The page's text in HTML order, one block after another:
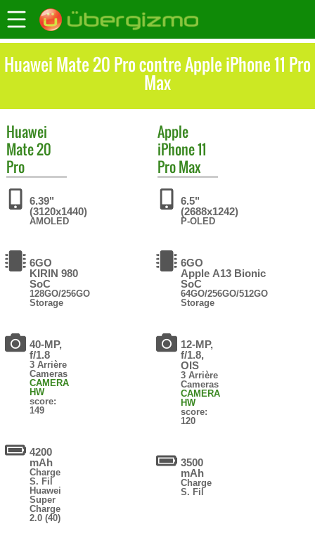
Huawei Mate 20 Pro contre Apple iPhone 11 Pro
Max
Huawei
Mate 20
Pro
6.39"
(3120x1440)
AMOLED
6GO
KIRIN 980
SoC
128GO/256GO
Storage
40-MP,
f/1.8
3 Arrière
Cameras
CAMERA
HW
score:
149
4200
mAh
Charge
S. Fil
Huawei
Super
Charge
2.0 (40)
Apple
iPhone 11
Pro Max
6.5"
(2688x1242)
P-OLED
6GO
Apple A13 Bionic
SoC
64GO/256GO/512GO
Storage
12-MP,
f/1.8,
OIS
3 Arrière
Cameras
CAMERA
HW
score:
120
3500
mAh
Charge
S. Fil